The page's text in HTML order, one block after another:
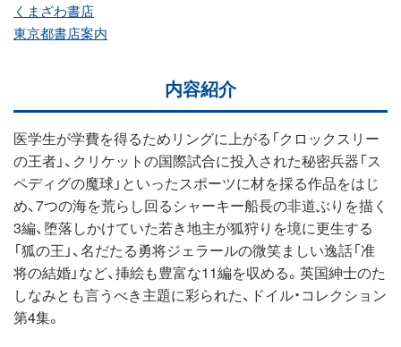
くまざわ書店
東京都書店案内
内容紹介
医学生が学費を得るためリングに上がる「クロックスリー
の王者」、クリケットの国際試合に投入された秘密兵器「ス
ペディグの魔球」といったスポーツに材を採る作品をはじ
め、7つの海を荒らし回るシャーキー船長の非道ぶりを描く
3編、堕落しかけていた若き地主が狐狩りを境に更生する
「狐の王」、名だたる勇将ジェラールの微笑ましい逸話「准
将の結婚」など、挿絵も豊富な11編を収める。英国紳士のた
しなみとも言うべき主題に彩られた、ドイル・コレクション
第4集。